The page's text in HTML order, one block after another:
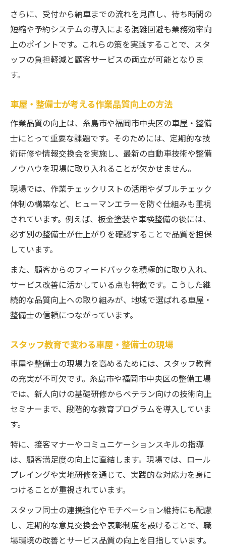
さらに、受付から納車までの流れを見直し、待ち時間の
短縮や予約システムの導入による混雑回避も業務効率向
上のポイントです。これらの策を実践することで、スタ
ッフの負担軽減と顧客サービスの両立が可能となりま
す。
車屋・整備士が考える作業品質向上の方法
作業品質の向上は、糸島市や福岡市中央区の車屋・整備
士にとって重要な課題です。そのためには、定期的な技
術研修や情報交換会を実施し、最新の自動車技術や整備
ノウハウを現場に取り入れることが欠かせません。
現場では、作業チェックリストの活用やダブルチェック
体制の構築など、ヒューマンエラーを防ぐ仕組みも重視
されています。例えば、板金塗装や車検整備の後には、
必ず別の整備士が仕上がりを確認することで品質を担保
しています。
また、顧客からのフィードバックを積極的に取り入れ、
サービス改善に活かしている点も特徴です。こうした継
続的な品質向上への取り組みが、地域で選ばれる車屋・
整備士の信頼につながっています。
スタッフ教育で変わる車屋・整備士の現場
車屋や整備士の現場力を高めるためには、スタッフ教育
の充実が不可欠です。糸島市や福岡市中央区の整備工場
では、新人向けの基礎研修からベテラン向けの技術向上
セミナーまで、段階的な教育プログラムを導入していま
す。
特に、接客マナーやコミュニケーションスキルの指導
は、顧客満足度の向上に直結します。現場では、ロール
プレイングや実地研修を通じて、実践的な対応力を身に
つけることが重視されています。
スタッフ同士の連携強化やモチベーション維持にも配慮
し、定期的な意見交換会や表彰制度を設けることで、職
場環境の改善とサービス品質の向上を目指しています。